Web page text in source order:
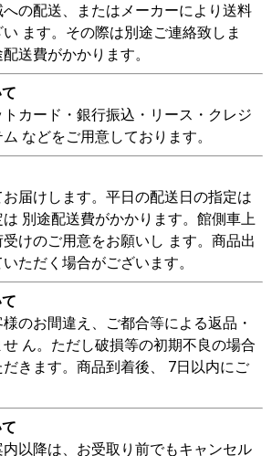
の配送、またはメーカーにより送料
ます。その際は別途ご連絡致しま
送費がかかります。
カード・銀行振込・リース・クレジ
などをご用意しております。
届けします。平日の配送日の指定は
別途配送費がかかります。館側車上
けのご用意をお願いし ます。商品出
ただく場合がございます。
のお間違え、ご都合等による返品・
ん。ただし破損等の初期不良の場合
きます。商品到着後、 7日以内にご
以降は、お受取り前でもキャンセル